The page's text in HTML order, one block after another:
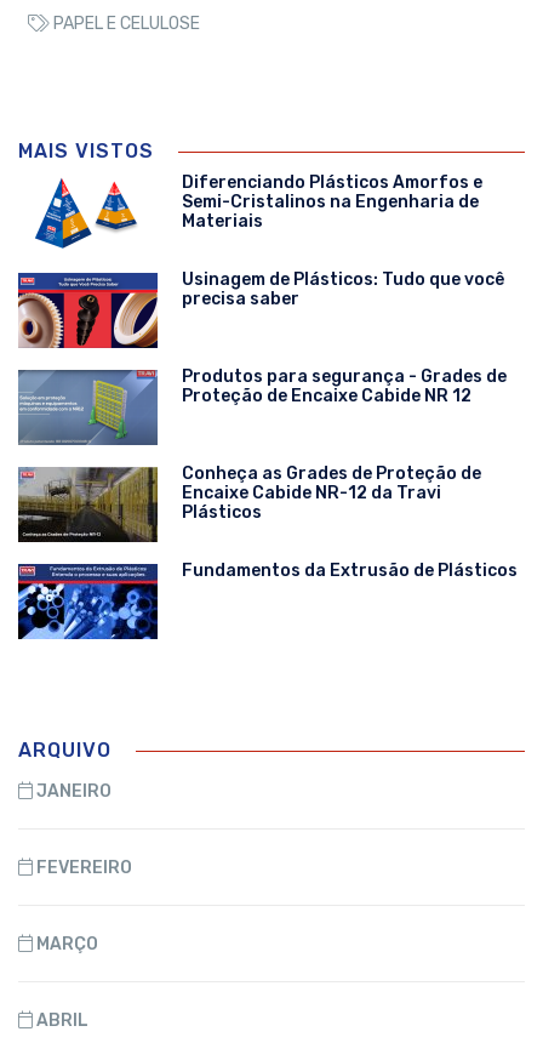
PAPEL E CELULOSE
MAIS VISTOS
Diferenciando Plásticos Amorfos e
Semi-Cristalinos na Engenharia de
Materiais
Usinagem de Plásticos: Tudo que você
precisa saber
Produtos para segurança - Grades de
Proteção de Encaixe Cabide NR 12
Conheça as Grades de Proteção de
Encaixe Cabide NR-12 da Travi
Plásticos
Fundamentos da Extrusão de Plásticos
ARQUIVO
JANEIRO
FEVEREIRO
MARÇO
ABRIL